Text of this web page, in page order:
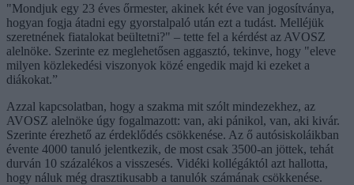
"Mondjuk egy 23 éves őrmester, akinek két éve van jogosítványa,
hogyan fogja átadni egy gyorstalpaló után ezt a tudást. Melléjük
szeretnének fiatalokat beültetni?" – tette fel a kérdést az AVOSZ
alelnöke. Szerinte ez meglehetősen aggasztó, tekinve, hogy "eleve
milyen közlekedési viszonyok közé engedik majd ki ezeket a
diákokat.”
Azzal kapcsolatban, hogy a szakma mit szólt mindezekhez, az
AVOSZ alelnöke úgy fogalmazott: van, aki pánikol, van, aki kivár.
Szerinte érezhető az érdeklődés csökkenése. Az ő autósiskoláikban
évente 4000 tanuló jelentkezik, de most csak 3500-an jöttek, tehát
durván 10 százalékos a visszesés. Vidéki kollégáktól azt hallotta,
hogy náluk még drasztikusabb a tanulók számának csökkenése.